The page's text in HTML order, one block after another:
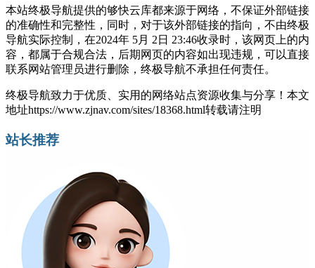
本站终极导航提供的够快云库都来源于网络，不保证外部链接
的准确性和完整性，同时，对于该外部链接的指向，不由终极
导航实际控制，在2024年 5月 2日 23:46收录时，该网页上的内
容，都属于合规合法，后期网页的内容如出现违规，可以直接
联系网站管理员进行删除，终极导航不承担任何责任。
终极导航致力于优质、实用的网络站点资源收集与分享！ 本文
地址https://www.zjnav.com/sites/18368.html转载请注明
站长推荐